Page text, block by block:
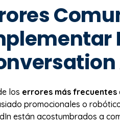
los errores más frecuentes
promocionales o
están acostumbrados a